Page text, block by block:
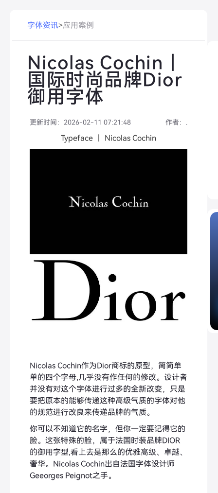
字体资讯>应用案例
Nicolas Cochin｜
国际时尚品牌Dior
御用字体
更新时间： 2026-02-11 07:21:48 作者： .
Typeface ｜ Nicolas Cochin
Nicolas Cochin作为Dior商标的原型，简简单
单的四个字母,几乎没有作任何的修改。设计者
并没有对这个字体进行过多的全新改变，只是
要把原本的能够传递这种高级气质的字体对他
的规范进行改良来传递品牌的气质。
你可以不知道它的名字，但你一定要记得它的
脸。这张特殊的脸，属于法国时装品牌DIOR
的御用字型,看上去是那么的优雅高级、卓越、
奢华。Nicolas Cochin出自法国字体设计师
Geeorges Peignot之手。